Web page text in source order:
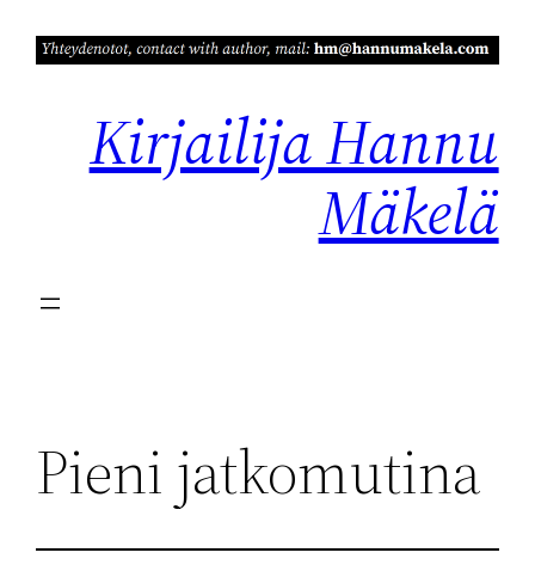
sisältöön
Kirjailija Hannu
Mäkelä
Pieni jatkomutina